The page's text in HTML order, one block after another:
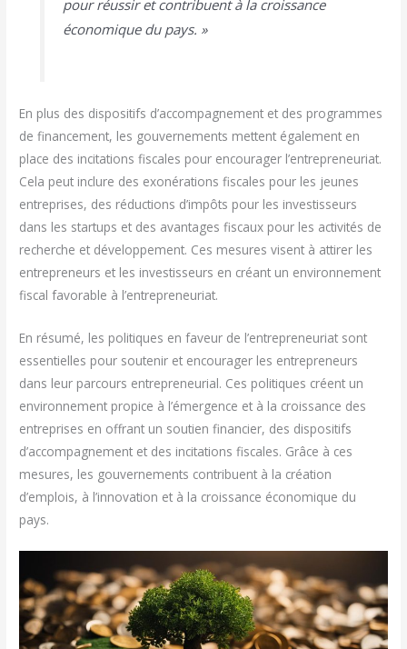
pour réussir et contribuent à la croissance
économique du pays. »
En plus des dispositifs d’accompagnement et des programmes
de financement, les gouvernements mettent également en
place des incitations fiscales pour encourager l’entrepreneuriat.
Cela peut inclure des exonérations fiscales pour les jeunes
entreprises, des réductions d’impôts pour les investisseurs
dans les startups et des avantages fiscaux pour les activités de
recherche et développement. Ces mesures visent à attirer les
entrepreneurs et les investisseurs en créant un environnement
fiscal favorable à l’entrepreneuriat.
En résumé, les politiques en faveur de l’entrepreneuriat sont
essentielles pour soutenir et encourager les entrepreneurs
dans leur parcours entrepreneurial. Ces politiques créent un
environnement propice à l’émergence et à la croissance des
entreprises en offrant un soutien financier, des dispositifs
d’accompagnement et des incitations fiscales. Grâce à ces
mesures, les gouvernements contribuent à la création
d’emplois, à l’innovation et à la croissance économique du
pays.